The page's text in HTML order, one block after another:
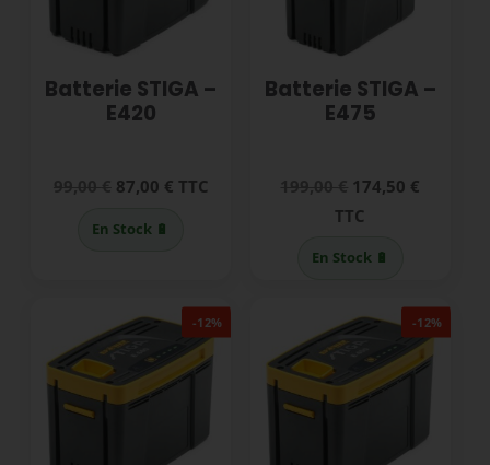
Batterie STIGA –
E420
Le
87,00 €Le
TTC
En Stock 🔋
Batterie STIGA –
E475
Le
prix
174,50 €
TTC
En Stock 🔋
-12% -12%